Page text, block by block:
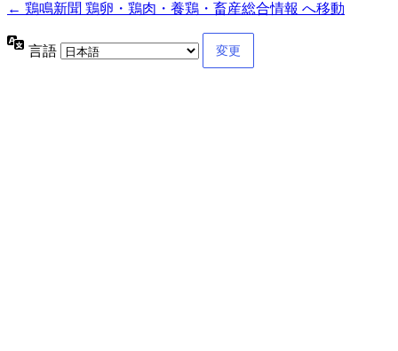
← 鶏鳴新聞 鶏卵・鶏肉・養鶏・畜産総合情報 へ移動
言語